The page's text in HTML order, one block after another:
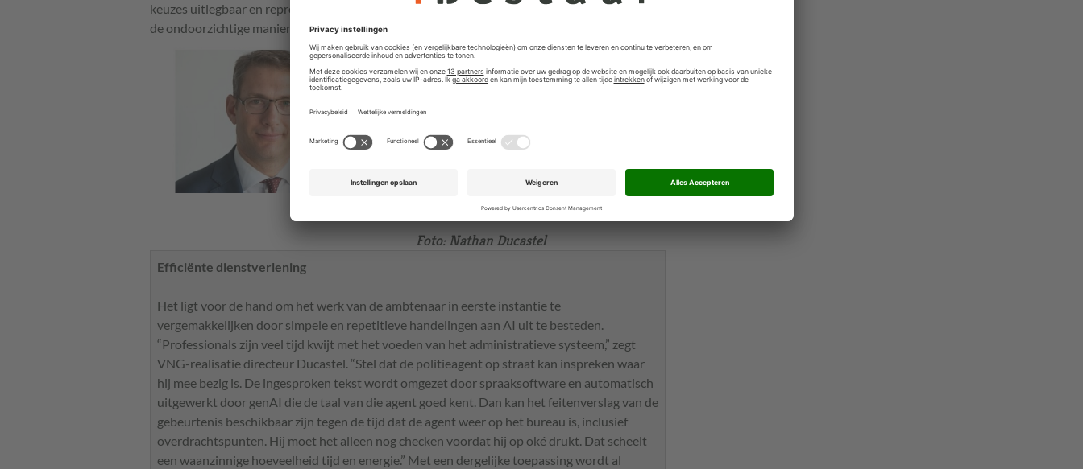
keuzes uitlegbaar en reproduceerbaar zijn. Dat uitgangspunt laat zich moeilijk verenigen met
de ondoorzichtige manier waarop AI informatie genereert.
“De herleidbaarheid van besluiten is een
groot goed,” zegt Nathan Ducastel, directeur
discussies leiden wanneer je met AI op den
duur voorspellingen kunt doen over gedrag
en uitkomsten die accurater zijn dan wanneer
je dat met menselijke interventies doet,
hoewel die overigens ook altijd subjectiviteit
Foto: Nathan Ducastel
Efficiënte dienstverlening
Het ligt voor de hand om het werk van de ambtenaar in eerste instantie te
vergemakkelijken door simpele en repetitieve handelingen aan AI uit te besteden.
“Professionals zijn veel tijd kwijt met het voeden van het administratieve systeem,” zegt
VNG-realisatie directeur Ducastel. “Stel dat de politieagent op straat kan inspreken waar
hij mee bezig is. De ingesproken tekst wordt omgezet door spraaksoftware en automatisch
uitgewerkt door genAI die de taal van die agent goed kent. Dan kan het feitenverslag van de
gebeurtenis beschikbaar zijn tegen de tijd dat de agent weer op het bureau is, inclusief
overdrachtspunten. Hij moet het alleen nog checken voordat hij op oké drukt. Dat scheelt
een waanzinnige hoeveelheid tijd en energie.” Met een dergelijke toepassing wordt al